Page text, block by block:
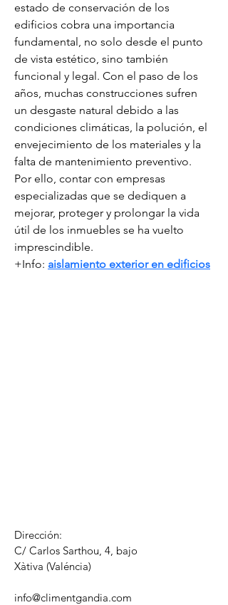
estado de conservación de los
edificios cobra una importancia
fundamental, no solo desde el punto
de vista estético, sino también
funcional y legal. Con el paso de los
años, muchas construcciones sufren
un desgaste natural debido a las
condiciones climáticas, la polución, el
envejecimiento de los materiales y la
falta de mantenimiento preventivo.
Por ello, contar con empresas
especializadas que se dediquen a
mejorar, proteger y prolongar la vida
útil de los inmuebles se ha vuelto
imprescindible.
+Info: aislamiento exterior en edificios
Dirección:
C/ Carlos Sarthou, 4, bajo
​Xàtiva (Valéncia)
info@climentgandia.com